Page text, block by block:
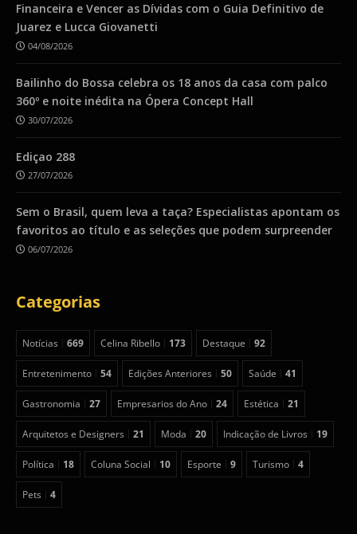
Financeira e Vencer as Dívidas com o Guia Definitivo de
Juarez e Lucca Giovanetti
04/08/2026
Bailinho do Bossa celebra os 18 anos da casa com palco
360º e noite inédita na Ópera Concept Hall
30/07/2026
Ediçao 288
27/07/2026
Sem o Brasil, quem leva a taça? Especialistas apontam os
favoritos ao título e as seleções que podem surpreender
06/07/2026
Categorias
Notícias 669 Celina Ribello 173 Destaque 92
Entretenimento 54 Edições Anteriores 50 Saúde 41
Gastronomia 27 Empresarios do Ano 24 Estética 21
Arquitetos e Designers 21 Moda 20 Indicação de Livros 19
Política 18 Coluna Social 10 Esporte 9 Turismo 4
Pets 4